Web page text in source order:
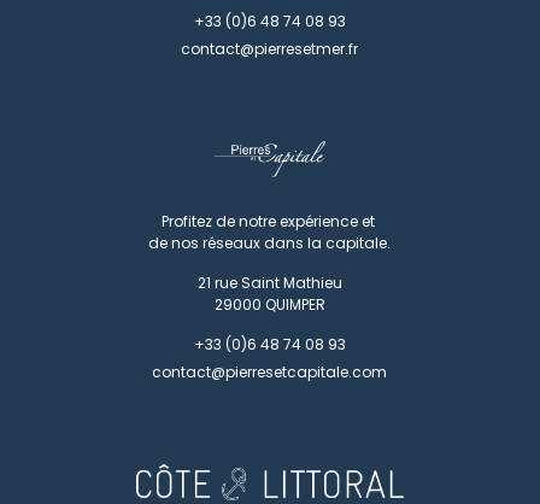
+33 (0)6 48 74 08 93
contact@pierresetmer.fr
Profitez de notre expérience et
de nos réseaux dans la capitale.
21 rue Saint Mathieu
29000 QUIMPER
+33 (0)6 48 74 08 93
contact@pierresetcapitale.com